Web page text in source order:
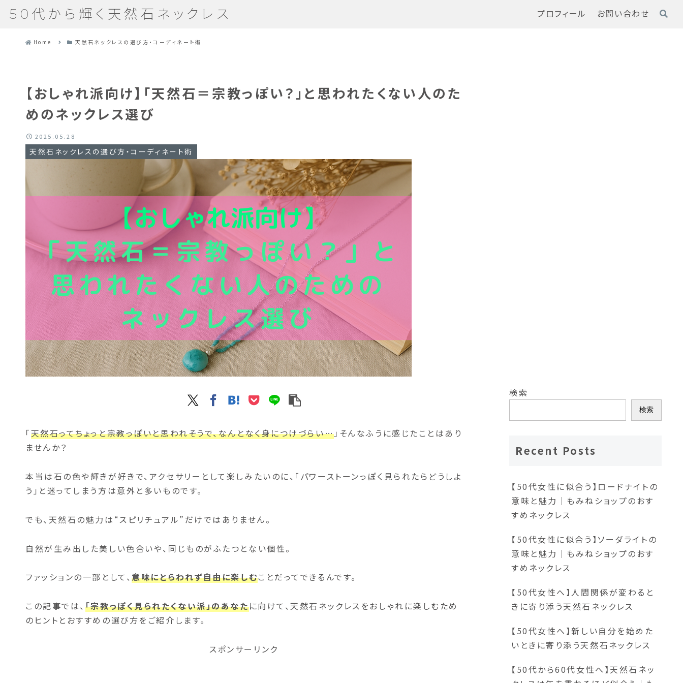
50代から輝く天然石ネックレス プロフィール お問い合わせ
Home 天然石ネックレスの選び方・コーディネート術
【おしゃれ派向け】「天然石＝宗教っぽい？」と思われたくない人のた
めのネックレス選び
天然石ネックレスの選び方・コーディネート術
2025.05.28
「天然石ってちょっと宗教っぽいと思われそうで、なんとなく身につけづらい…」そんなふうに感じたことはあり
ませんか？
本当は石の色や輝きが好きで、アクセサリーとして楽しみたいのに、「パワーストーンっぽく見られたらどうしよ
う」と迷ってしまう方は意外と多いものです。
でも、天然石の魅力は“スピリチュアル”だけではありません。
自然が生み出した美しい色合いや、同じものがふたつとない個性。
ファッションの一部として、意味にとらわれず自由に楽しむことだってできるんです。
この記事では、 「宗教っぽく見られたくない派」のあなたに向けて、天然石ネックレスをおしゃれに楽しむため
のヒントとおすすめの選び方をご紹介します。
スポンサーリンク
検索
検索
Recent Posts
【50代女性に似合う】ロードナイトの
意味と魅力｜もみねショップのおす
すめネックレス
【50代女性に似合う】ソーダライトの
意味と魅力｜もみねショップのおす
すめネックレス
【50代女性へ】人間関係が変わると
きに寄り添う天然石ネックレス
【50代女性へ】新しい自分を始めた
いときに寄り添う天然石ネックレス
【50代から60代女性へ】天然石ネッ